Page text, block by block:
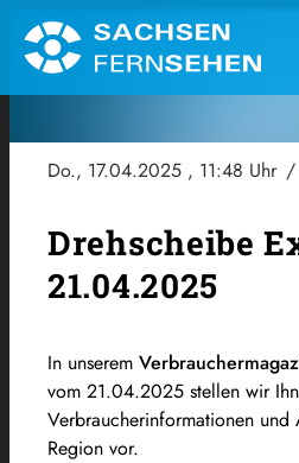
Do., 17.04.2025 , 11:48 Uhr /
Drehscheibe
21.04.2025
In unserem
vom 21.04.2025 stellen wir
Verbraucherinformationen und
Region vor.